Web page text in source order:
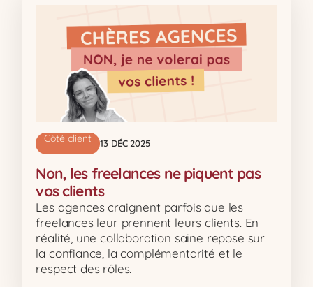
Côté client 13 DÉC 2025
Non, les freelances ne piquent pas
vos clients
Les agences craignent parfois que les
freelances leur prennent leurs clients. En
réalité, une collaboration saine repose sur
la confiance, la complémentarité et le
respect des rôles.